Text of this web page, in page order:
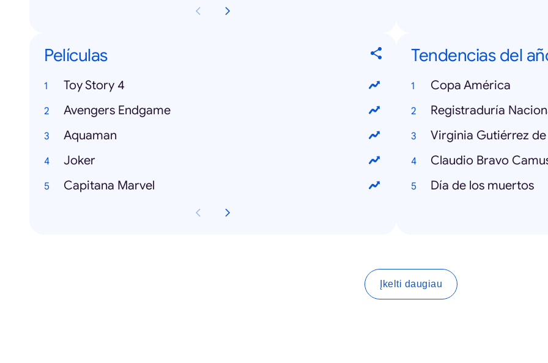
Películas
Toy Story 4
Avengers Endgame
Aquaman
Joker
Capitana Marvel
Tendencias del
Copa América
Registraduría
Virginia Gutiérrez
Claudio Bravo
Día de los muertos
Įkelti daugiau